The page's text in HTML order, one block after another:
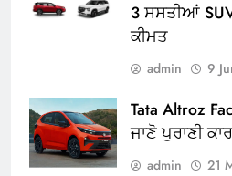
3 ਸਸਤੀਆਂ
ਕੀਮਤ
admin 9
Tata Altroz
ਜਾਣੋ ਪੁਰਾਣੀ
admin 21